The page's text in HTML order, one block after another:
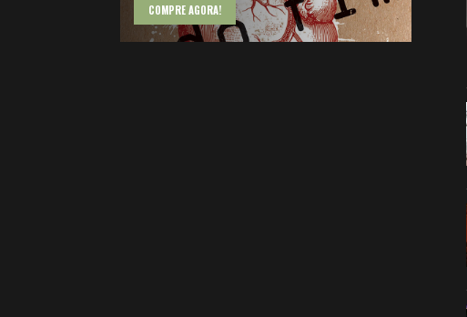
COMPRE AGORA!